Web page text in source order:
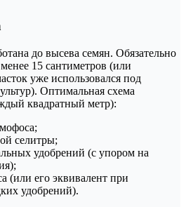
до высева семян. Обязательно
15 сантиметров (или
уже использовался под
Оптимальная схема
квадратный метр):
селитры;
удобрений (с упором на
(или его эквивалент при
удобрений).